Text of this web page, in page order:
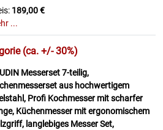
189,00 €
...
(ca. +/- 30%)
Messerset 7-teilig,
aus hochwertigem
Profi Kochmesser mit scharfer
Küchenmesser mit ergonomischem
langlebiges Messer Set,